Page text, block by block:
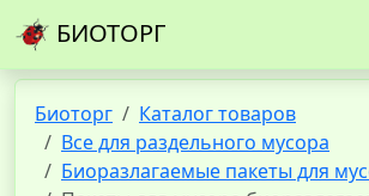
БИОТОРГ
Биоторг
Каталог товаров
Все для раздельного мусора
Биоразлагаемые пакеты для